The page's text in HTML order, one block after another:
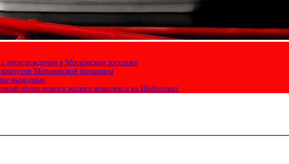
рождения в Московском зоопарке
Морозовской больницы
выходные
облик нового жилого комплекса на Шаболовке